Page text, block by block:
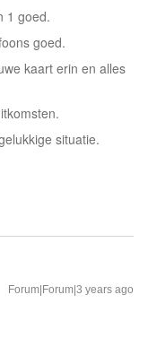
1 goed.
goed.
kaart erin en alles
situatie.
Forum|Forum|3 years ago